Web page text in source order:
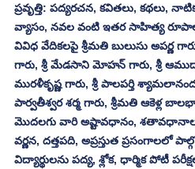
ప్రవృత్తి: పద్యరచన, కవితలు, కథలు,
వ్యాసం, నవల వంటి ఇతర సాహిత్య
వివిధ వేదికలపై శ్రీమతి బులుసు అపర్ణ
గారు, శ్రీ మేడసాని మోహన్ గారు, శ్రీ
మురళీకృష్ణ గారు, శ్రీ పాలపర్తి
పార్వతీశ్వర శర్మ గారు, శ్రీమతి ఆకెళ్ల
మొదలగు వారి అష్టావధానం,
వర్ణన, దత్తపది, అప్రస్తుత ప్రసంగాలలో
విద్యార్థులను పద్య, శ్లోక, ధార్మిక పోటీ